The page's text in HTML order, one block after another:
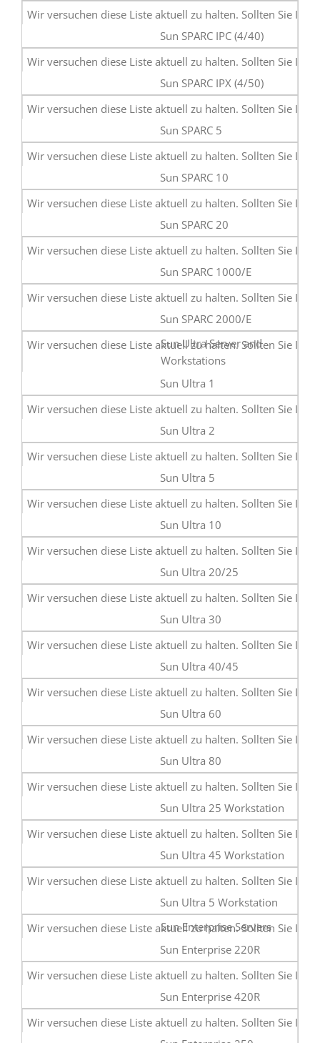
Sun SPARC IPC (4/40)
Sun SPARC IPX (4/50)
Sun SPARC 5
Sun SPARC 10
Sun SPARC 20
Sun SPARC 1000/E
Sun SPARC 2000/E
Sun Ultra Server and
Workstations
Sun Ultra 1
Sun Ultra 2
Sun Ultra 5
Sun Ultra 10
Sun Ultra 20/25
Sun Ultra 30
Sun Ultra 40/45
Sun Ultra 60
Sun Ultra 80
Sun Ultra 25 Workstation
Sun Ultra 45 Workstation
Sun Ultra 5 Workstation
Sun Enterprise Servers
Sun Enterprise 220R
Sun Enterprise 420R